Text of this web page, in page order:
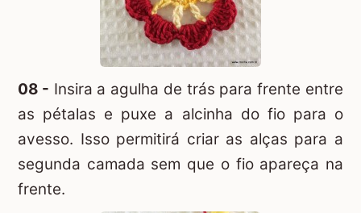
08 - Insira a agulha de trás para frente entre
as pétalas e puxe a alcinha do fio para o
avesso. Isso permitirá criar as alças para a
segunda camada sem que o fio apareça na
frente.